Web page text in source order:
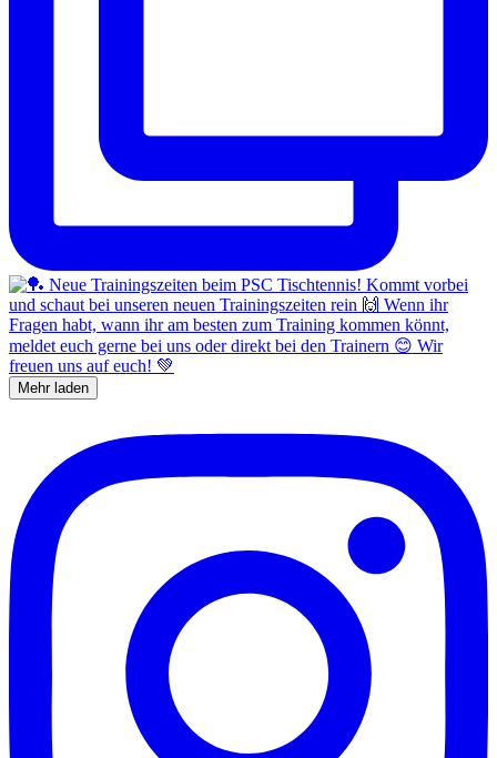
Mehr laden